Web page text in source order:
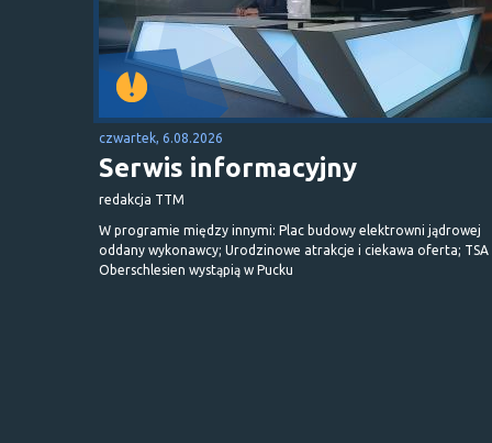
czwartek, 6.08.2026
Serwis informacyjny
redakcja TTM
W programie między innymi: Plac budowy elektrowni jądrowej
oddany wykonawcy; Urodzinowe atrakcje i ciekawa oferta; TSA
Oberschlesien wystąpią w Pucku